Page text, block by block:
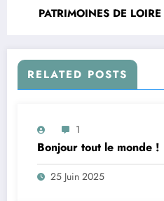
PATRIMOINES DE
RELATED POSTS
1
Bonjour tout le monde !
25 Juin 2025